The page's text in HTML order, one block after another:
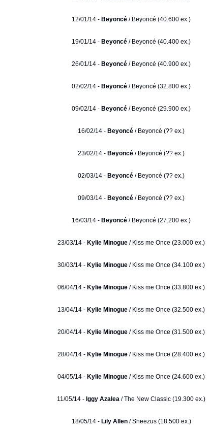
12/01/14 - Beyoncé / Beyoncé (40.600 ex.)
19/01/14 - Beyoncé / Beyoncé (40.400 ex.)
26/01/14 - Beyoncé / Beyoncé (40.900 ex.)
02/02/14 - Beyoncé / Beyoncé (32.800 ex.)
09/02/14 - Beyoncé / Beyoncé (29.900 ex.)
16/02/14 - Beyoncé / Beyoncé (?? ex.)
23/02/14 - Beyoncé / Beyoncé (?? ex.)
02/03/14 - Beyoncé / Beyoncé (?? ex.)
09/03/14 - Beyoncé / Beyoncé (?? ex.)
16/03/14 - Beyoncé / Beyoncé (27.200 ex.)
23/03/14 - Kylie Minogue / Kiss me Once (23.000 ex.)
30/03/14 - Kylie Minogue / Kiss me Once (34.100 ex.)
06/04/14 - Kylie Minogue / Kiss me Once (33.800 ex.)
13/04/14 - Kylie Minogue / Kiss me Once (32.500 ex.)
20/04/14 - Kylie Minogue / Kiss me Once (31.500 ex.)
28/04/14 - Kylie Minogue / Kiss me Once (28.400 ex.)
04/05/14 - Kylie Minogue / Kiss me Once (24.600 ex.)
11/05/14 - Iggy Azalea / The New Classic (19.300 ex.)
18/05/14 - Lily Allen/ Sheezus (18.500 ex.)